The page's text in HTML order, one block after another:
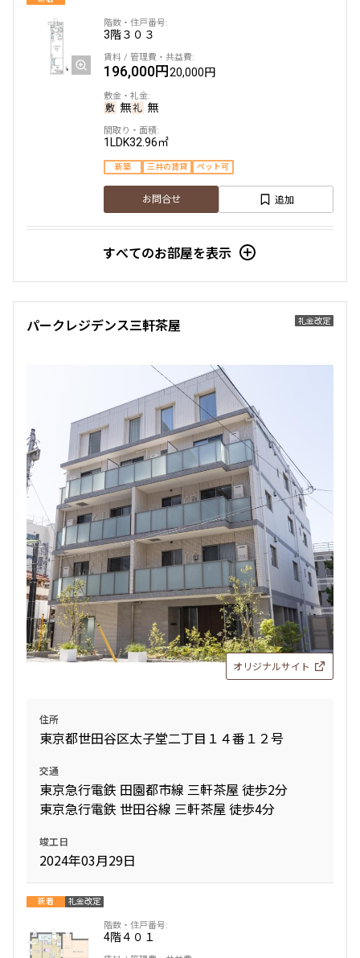
3階３０３
196,000円20,000円
無 無
1LDK32.96㎡
新築 三井の賃貸 ペット可
お問合せ 追加
200,000円
32.96㎡
新築 三井の賃貸 ペット可 フリーレント
お問合せ
4階４０３
200,000円20,000円
無
32.96㎡
三井の賃貸 ペット可 フリーレント
追加
すべてのお部屋を表示
礼金改定
パークレジデンス三軒茶屋
オリジナルサイト
住所
東京都世田谷区太子堂二丁目１４番１２号
交通
東京急行電鉄 田園都市線 三軒茶屋 徒歩2分
東京急行電鉄 世田谷線 三軒茶屋 徒歩4分
竣工日
2024年03月29日
新着 礼金改定
4階４０１